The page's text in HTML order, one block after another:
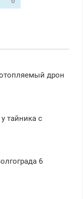
дрон
тайника с
6